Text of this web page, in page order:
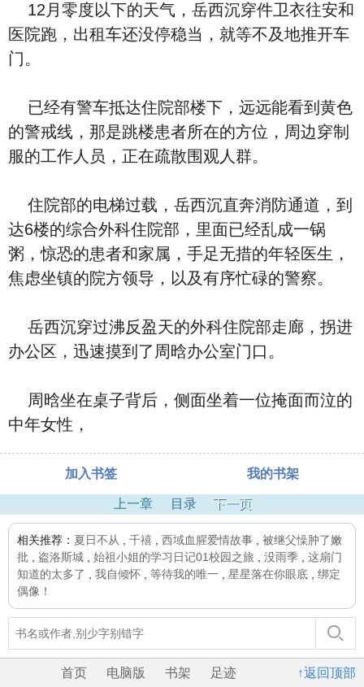
12月零度以下的天气，岳西沉穿件卫衣往安和
医院跑，出租车还没停稳当，就等不及地推开车
门。
已经有警车抵达住院部楼下，远远能看到黄色
的警戒线，那是跳楼患者所在的方位，周边穿制
服的工作人员，正在疏散围观人群。
住院部的电梯过载，岳西沉直奔消防通道，到
达6楼的综合外科住院部，里面已经乱成一锅
粥，惊恐的患者和家属，手足无措的年轻医生，
焦虑坐镇的院方领导，以及有序忙碌的警察。
岳西沉穿过沸反盈天的外科住院部走廊，拐进
办公区，迅速摸到了周晗办公室门口。
周晗坐在桌子背后，侧面坐着一位掩面而泣的
中年女性，
加入书签 我的书架
上一章 目录 下一页
相关推荐： 夏日不从 千禧 西域血腥爱情故事
被继父懆肿了嫩
批
盗洛斯城 始祖小姐的学习日记01校园之旅 没雨季
这扇门
知道的太多了
我自倾怀 等待我的唯一 星星落在你眼底
绑定
偶像！
↑返回顶部
首页 电脑版 书架 足迹